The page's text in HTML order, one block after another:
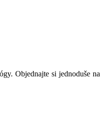
Objednajte si jednoduše